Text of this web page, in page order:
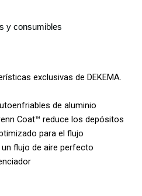
y consumibles
exclusivas de DEKEMA.
de aluminio
Coat™ reduce los depósitos
para el flujo
flujo de aire perfecto